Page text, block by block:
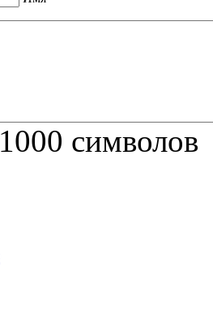
1000 символов